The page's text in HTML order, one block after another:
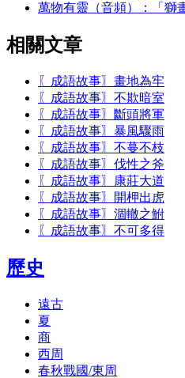
萬物有靈（音頻）：「獅
相關文章
〖成語故事〗畫地為牢
〖成語故事〗不欺暗室
〖成語故事〗斷頭將軍
〖成語故事〗暴風驟雨
〖成語故事〗不蔓不枝
〖成語故事〗伐性之斧
〖成語故事〗康莊大道
〖成語故事〗開柙出虎
〖成語故事〗涸轍之鮒
〖成語故事〗不可多得
歷史
遠古
夏
商
西周
春秋戰國/東周